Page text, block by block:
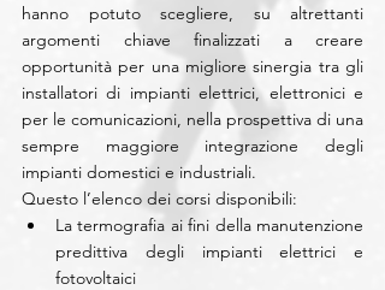
hanno potuto scegliere, su altrettanti
argomenti chiave finalizzati a creare
opportunità per una migliore sinergia tra gli
installatori di impianti elettrici, elettronici e
per le comunicazioni, nella prospettiva di una
sempre maggiore integrazione degli
impianti domestici e industriali.
Questo l’elenco dei corsi disponibili:
La termografia ai fini della manutenzione
predittiva degli impianti elettrici e
fotovoltaici